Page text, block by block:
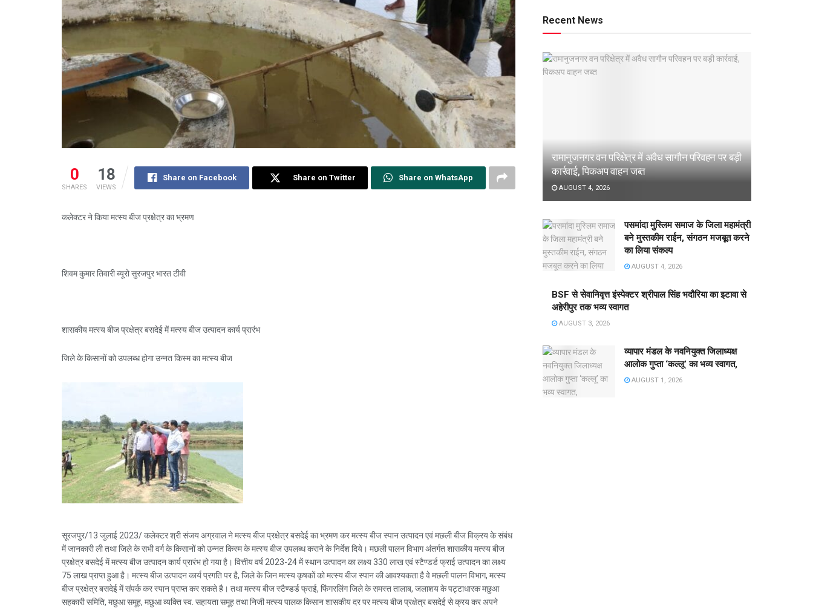
0
SHARES
18
VIEWS
Share on Facebook Share on Twitter Share on WhatsApp
कलेक्टर ने किया मत्स्य बीज प्रक्षेत्र का भ्रमण
शिवम कुमार तिवारी ब्यूरो सुरजपुर भारत टीवी
शासकीय मत्स्य बीज प्रक्षेत्र बसदेई में मत्स्य बीज उत्पादन कार्य प्रारंभ
जिले के किसानों को उपलब्ध होगा उन्नत किस्म का मत्स्य बीज
सूरजपुर/13 जुलाई 2023/ कलेक्टर श्री संजय अग्रवाल ने मत्स्य बीज प्रक्षेत्र बसदेई का भ्रमण कर मत्स्य बीज स्पान उत्पादन एवं मछली बीज विक्रय के संबंध
में जानकारी ली तथा जिले के सभी वर्ग के किसानों को उन्नत किस्म के मत्स्य बीज उपलब्ध कराने के निर्देश दिये। मछली पालन विभाग अंतर्गत शासकीय मत्स्य बीज
प्रक्षेत्र बसदेई में मत्स्य बीज उत्पादन कार्य प्रारंभ हो गया है। वित्तीय वर्ष 2023-24 में स्थान उत्पादन का लक्ष्य 330 लाख एवं स्टैण्डर्ड फ्राई उत्पादन का लक्ष्य
75 लाख प्राप्त हुआ है। मत्स्य बीज उत्पादन कार्य प्रगति पर है, जिले के जिन मत्स्य कृषकों को मत्स्य बीज स्पान की आवश्यकता है वे मछली पालन विभाग, मत्स्य
बीज प्रक्षेत्र बसदेई में संपर्क कर स्पान प्राप्त कर सकते है। तथा मत्स्य बीज स्टैण्डर्ड फ्राई, फिंगरलिंग जिले के समस्त तालाब, जलाशय के पट्टाधारक मछुआ
सहकारी समिति, मछुआ समूह, मछुआ व्यक्ति स्व. सहायता समूह तथा निजी मत्स्य पालक किसान शासकीय दर पर मत्स्य बीज प्रक्षेत्र बसदेई से क्रय कर अपने
Recent News
रामानुजनगर वन परिक्षेत्र में अवैध सागौन परिवहन पर बड़ी
कार्रवाई, पिकअप वाहन जब्त
AUGUST 4, 2026
पसमांदा मुस्लिम समाज के जिला महामंत्री
बने मुस्तकीम राईन, संगठन मजबूत करने
का लिया संकल्प
AUGUST 4, 2026
BSF से सेवानिवृत्त इंस्पेक्टर श्रीपाल सिंह भदौरिया का इटावा से
अहेरीपुर तक भव्य स्वागत
AUGUST 3, 2026
व्यापार मंडल के नवनियुक्त जिलाध्यक्ष
आलोक गुप्ता ‘कल्लू’ का भव्य स्वागत,
AUGUST 1, 2026